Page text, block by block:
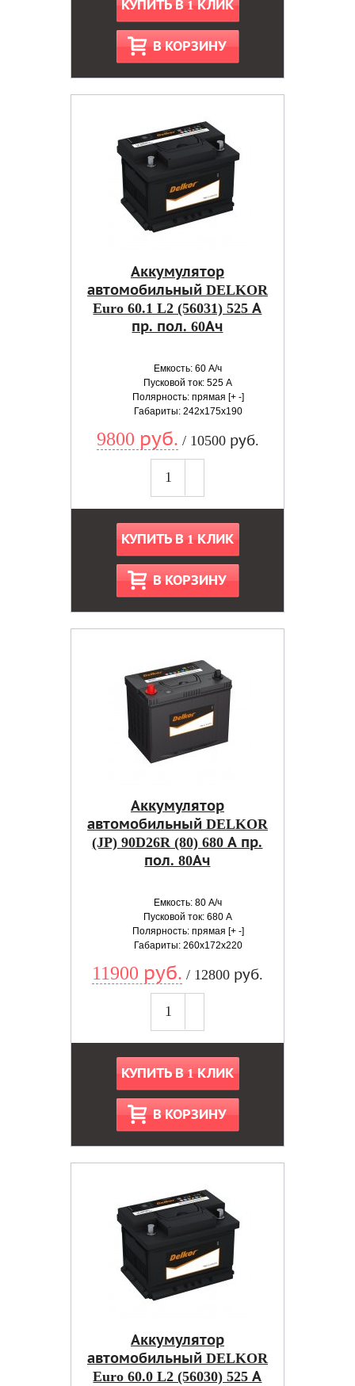
КУПИТЬ В 1 КЛИК
В КОРЗИНУ
Аккумулятор
автомобильный DELKOR
Euro 60.1 L2 (56031) 525 А
пр. пол. 60Ач
Емкость: 60 А/ч
Пусковой ток: 525 А
Полярность: прямая [+ -]
Габариты: 242x175x190
9800 руб. / 10500 руб.
КУПИТЬ В 1 КЛИК
В КОРЗИНУ
Аккумулятор
автомобильный DELKOR
(JP) 90D26R (80) 680 А пр.
пол. 80Ач
Емкость: 80 А/ч
Пусковой ток: 680 А
Полярность: прямая [+ -]
Габариты: 260x172x220
11900 руб. / 12800 руб.
КУПИТЬ В 1 КЛИК
В КОРЗИНУ
Аккумулятор
автомобильный DELKOR
Euro 60.0 L2 (56030) 525 А